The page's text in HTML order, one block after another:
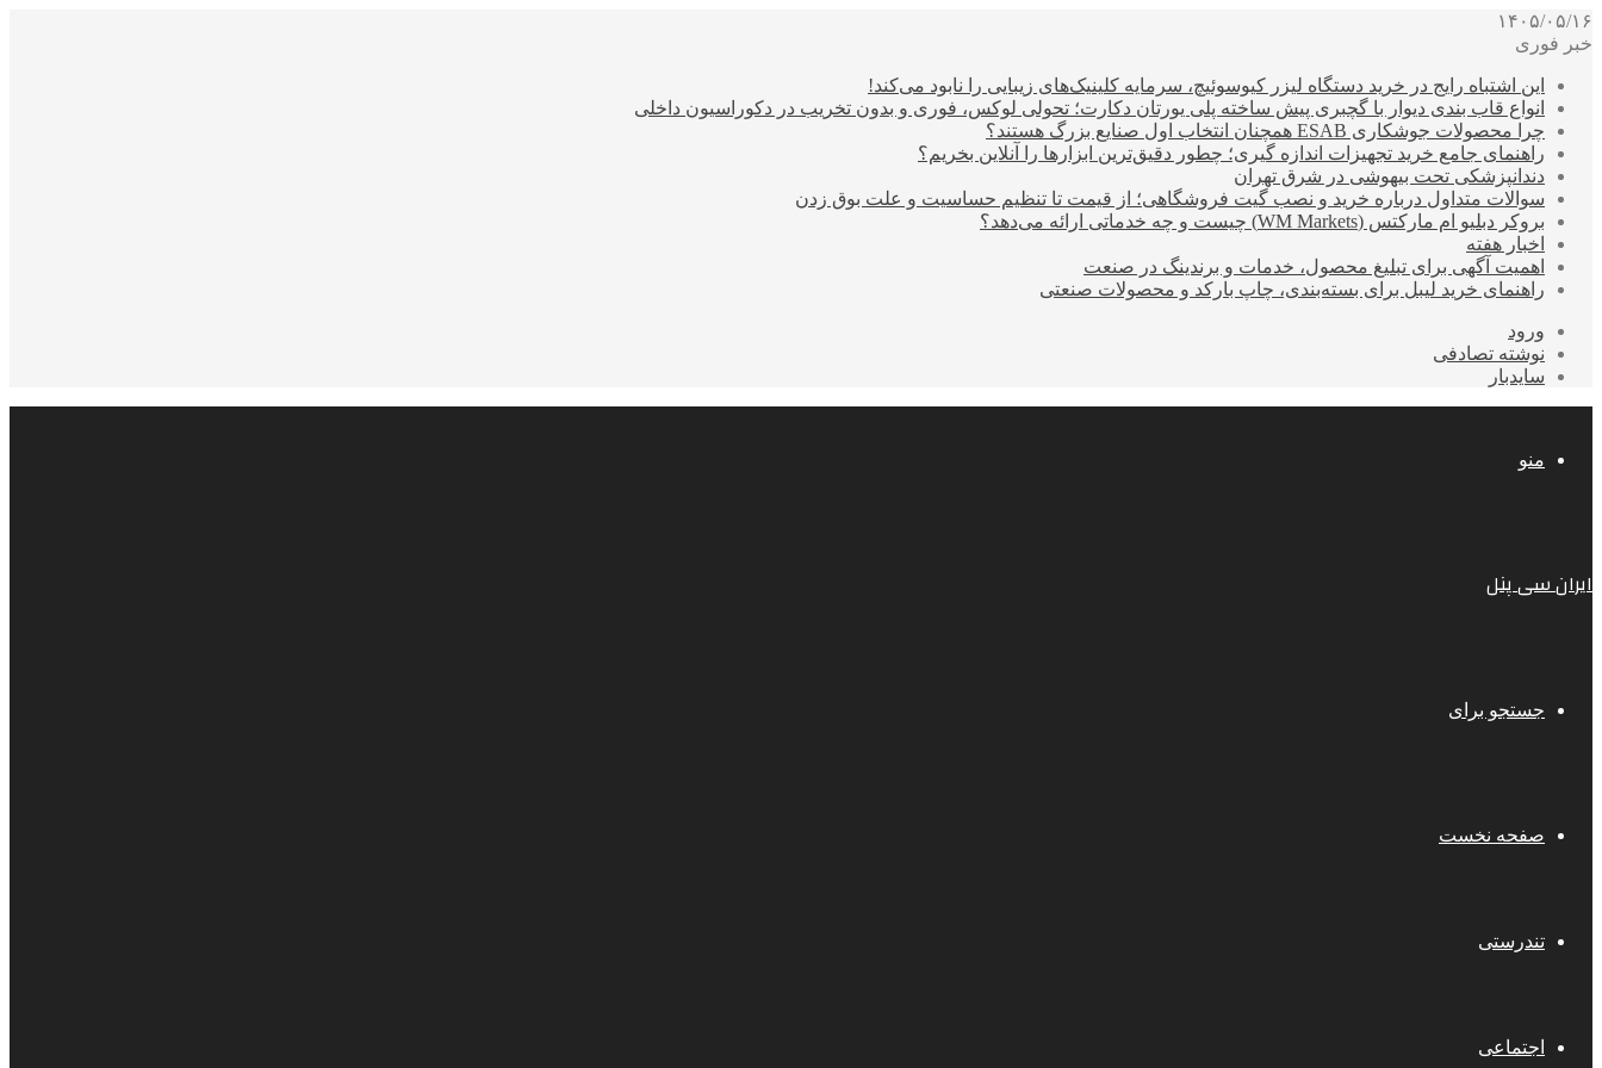
۱۴۰۵/۰۵/۱۶
خبر فوری
این اشتباه رایج در خرید دستگاه لیزر کیوسوئیچ، سرمایه کلینیک‌های زیبایی را نابود می‌کند!
انواع قاب بندی دیوار با گچبری پیش ساخته پلی یورتان دکارت؛ تحولی لوکس، فوری و بدون تخریب در دکوراسیون داخلی
چرا محصولات جوشکاری ESAB همچنان انتخاب اول صنایع بزرگ هستند؟
راهنمای جامع خرید تجهیزات اندازه گیری؛ چطور دقیق‌ترین ابزارها را آنلاین بخریم؟
دندانپزشکی تحت بیهوشی در شرق تهران
سوالات متداول درباره خرید و نصب گیت فروشگاهی؛ از قیمت تا تنظیم حساسیت و علت بوق زدن
بروکر دبلیو ام مارکتس (WM Markets) چیست و چه خدماتی ارائه می‌دهد؟
اخبار هفته
اهمیت آگهی برای تبلیغ محصول، خدمات و برندینگ در صنعت
راهنمای خرید لیبل برای بسته‌بندی، چاپ بارکد و محصولات صنعتی
ورود
نوشته تصادفی
سایدبار
منو
ایران سی پنل
جستجو برای
صفحه نخست
تندرستی
اجتماعی